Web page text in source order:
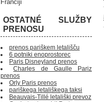
Franciji
OSTATNÉ SLUŽBY
PRENOSU
prenos pariškem letališču
6 potniki enoprostorec
Paris Disneyland prenos
Charles de Gaulle Pariz
prenos
Orly Paris prenos
pariškega letališkega taksi
Beauvais-Tillé letališki prevoz